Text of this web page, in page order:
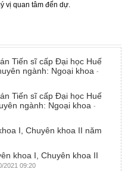
quan tâm đến dự.
Tiến sĩ cấp Đại học Huế
ngành: Ngoại khoa -
Tiến sĩ cấp Đại học Huế
ngành: Ngoại khoa -
I, Chuyên khoa II năm
khoa I, Chuyên khoa II
2021 09:20